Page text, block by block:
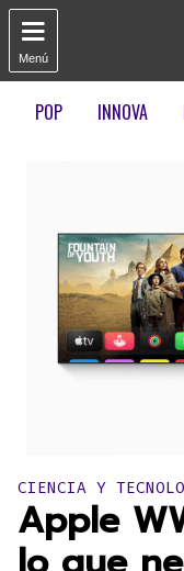

Menú
POP INNOVA
Publicado en:
CIENCIA Y
Apple